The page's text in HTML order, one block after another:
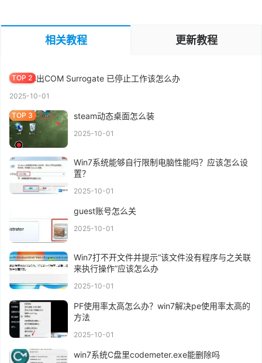
相关教程 更新教程
MBR GPT分区表区别 |2分钟知道磁盘分区,装系统MBR还是GPT好
Win7弹出COM Surrogate 已停止工作该怎么办
2025-10-01
steam动态桌面怎么装
2025-10-01
Win7系统能够自行限制电脑性能吗？应该怎么设
置？
2025-10-01
guest账号怎么关
2025-10-01
Win7打不开文件并提示“该文件没有程序与之关联
来执行操作”应该怎么办
2025-10-01
PF使用率太高怎么办？win7解决pe使用率太高的
方法
2025-10-01
win7系统C盘里codemeter.exe能删除吗